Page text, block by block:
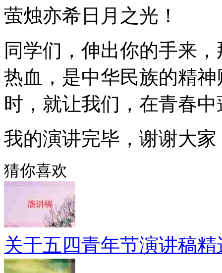
萤烛亦希日月之光！
同学们，伸出你的手来
热血，是中华民族的精
时，就让我们，在青春
我的演讲完毕，谢谢大家
猜你喜欢
关于五四青年节演讲稿